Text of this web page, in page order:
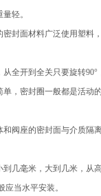
轻。
封面材料广泛使用塑料
全开到全关只要旋转90°
单，密封圈一般都是活动
阀座的密封面与介质隔
到几毫米，大到几米，从
应当水平安装。